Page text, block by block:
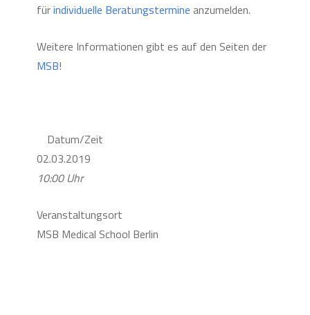
fürindividuelle Beratungstermine anzumelden.
Weitere Informationen gibt es auf den Seiten der
MSB!
Datum/Zeit
02.03.2019
10:00 Uhr
Veranstaltungsort
MSB Medical School Berlin